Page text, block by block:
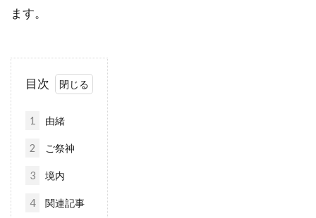
ます。
目次
1 由緒
2 ご祭神
3 境内
4 関連記事